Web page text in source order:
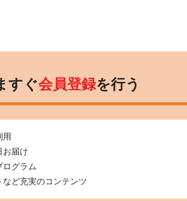
すぐ会員登録を行う
用
お届け
グラム
ど充実のコンテンツ